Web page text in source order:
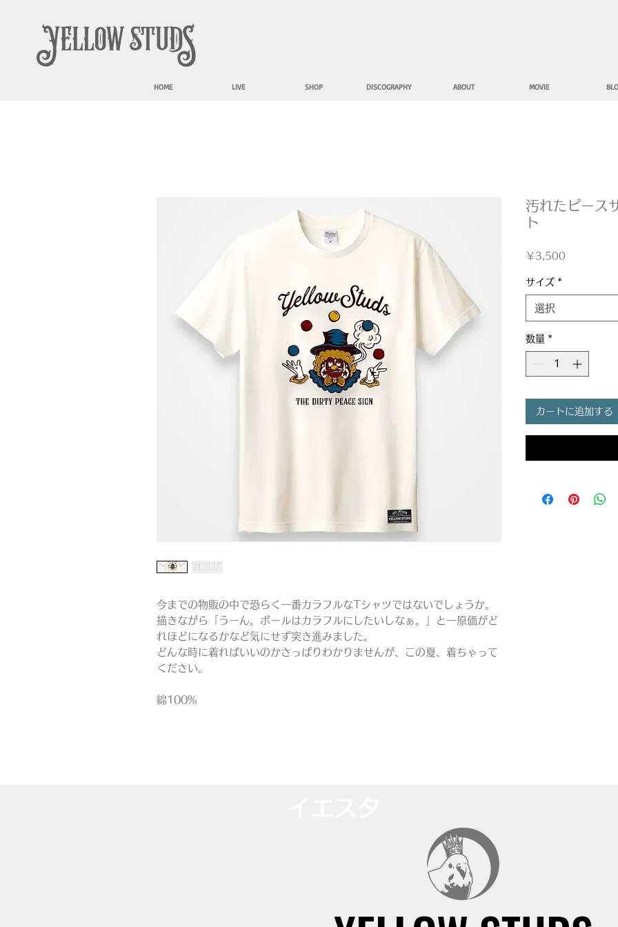
HOME LIVE SHOP DISCOGRAPHY ABOUT MOVIE
今までの物販の中で恐らく一番カラフルなTシャツではないでしょうか。
描きながら「うーん。ボールはカラフルにしたいしなぁ。」と一原価がど
れほどになるかなど気にせず突き進みました。
どんな時に着ればいいのかさっぱりわかりませんが、この夏、着ちゃって
ください。
綿100%
汚れたピース
ト
￥3,500
サイズ *
選択
数量 *
カートに追加する